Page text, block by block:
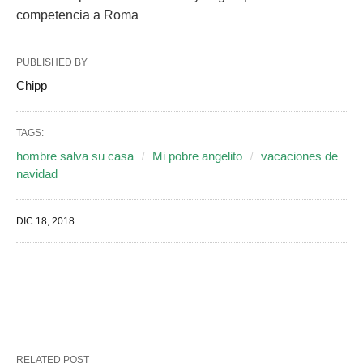
competencia a Roma
PUBLISHED BY
Chipp
TAGS:
hombre salva su casa Mi pobre angelito
vacaciones de
navidad
DIC 18, 2018
RELATED POST